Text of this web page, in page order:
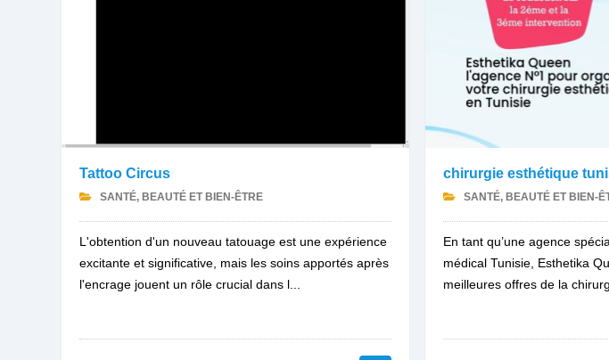
Tattoo Circus
SANTÉ, BEAUTÉ ET BIEN-ÊTRE
L'obtention d'un nouveau tatouage est une expérience
excitante et significative, mais les soins apportés après
l'encrage jouent un rôle crucial dans l...
chirurgie esthétique
SANTÉ, BEAUTÉ ET BIEN-
En tant qu’une agence
médical Tunisie, Esthetika
meilleures offres de la